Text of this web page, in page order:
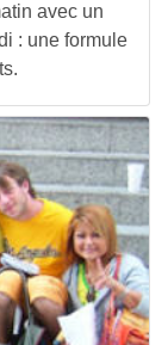
avec un
: une formule